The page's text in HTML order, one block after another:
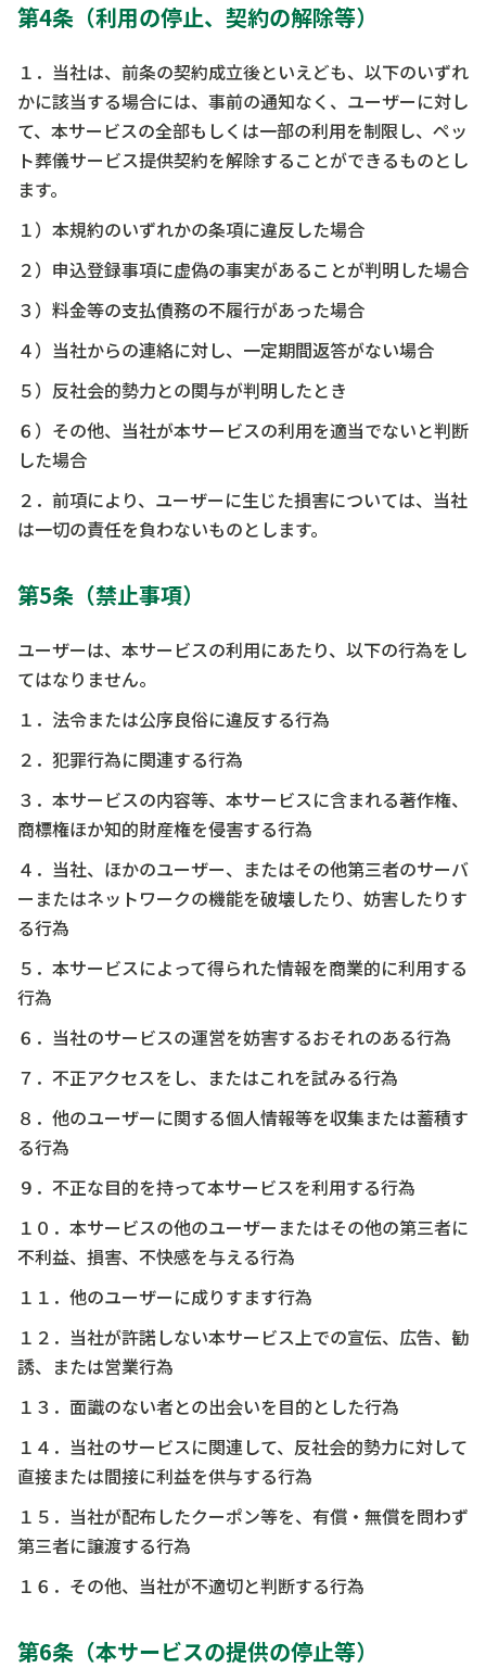
第4条（利用の停止、契約の解除等）
１．当社は、前条の契約成立後といえども、以下のいずれ
かに該当する場合には、事前の通知なく、ユーザーに対し
て、本サービスの全部もしくは一部の利用を制限し、ペッ
ト葬儀サービス提供契約を解除することができるものとし
ます。
１）本規約のいずれかの条項に違反した場合
２）申込登録事項に虚偽の事実があることが判明した場合
３）料金等の支払債務の不履行があった場合
４）当社からの連絡に対し、一定期間返答がない場合
５）反社会的勢力との関与が判明したとき
６）その他、当社が本サービスの利用を適当でないと判断
した場合
２．前項により、ユーザーに生じた損害については、当社
は一切の責任を負わないものとします。
第5条（禁止事項）
ユーザーは、本サービスの利用にあたり、以下の行為をし
てはなりません。
１．法令または公序良俗に違反する行為
２．犯罪行為に関連する行為
３．本サービスの内容等、本サービスに含まれる著作権、
商標権ほか知的財産権を侵害する行為
４．当社、ほかのユーザー、またはその他第三者のサーバ
ーまたはネットワークの機能を破壊したり、妨害したりす
る行為
５．本サービスによって得られた情報を商業的に利用する
行為
６．当社のサービスの運営を妨害するおそれのある行為
７．不正アクセスをし、またはこれを試みる行為
８．他のユーザーに関する個人情報等を収集または蓄積す
る行為
９．不正な目的を持って本サービスを利用する行為
１０．本サービスの他のユーザーまたはその他の第三者に
不利益、損害、不快感を与える行為
１１．他のユーザーに成りすます行為
１２．当社が許諾しない本サービス上での宣伝、広告、勧
誘、または営業行為
１３．面識のない者との出会いを目的とした行為
１４．当社のサービスに関連して、反社会的勢力に対して
直接または間接に利益を供与する行為
１５．当社が配布したクーポン等を、有償・無償を問わず
第三者に譲渡する行為
１６．その他、当社が不適切と判断する行為
第6条（本サービスの提供の停止等）